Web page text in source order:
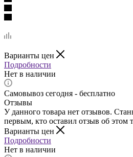
Варианты цен
Подробности
Нет в наличии
Самовывоз сегодня - бесплатно
Отзывы
У данного товара нет отзывов.
первым, кто оставил отзыв об этом
Варианты цен
Подробности
Нет в наличии